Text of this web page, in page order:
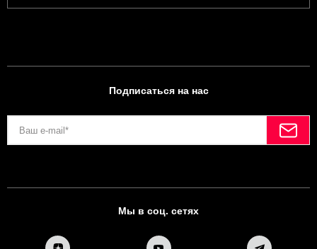
Подписаться на нас
Мы в соц. сетях